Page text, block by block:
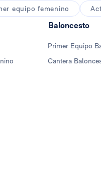
equipo femenino
Baloncesto
Primer Equipo
Cantera